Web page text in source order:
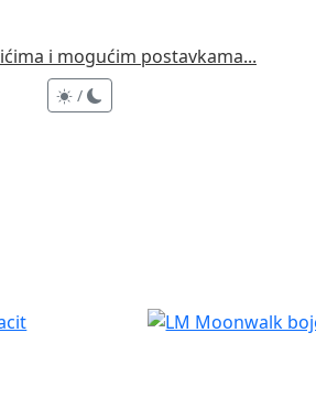
i mogućim postavkama...
/